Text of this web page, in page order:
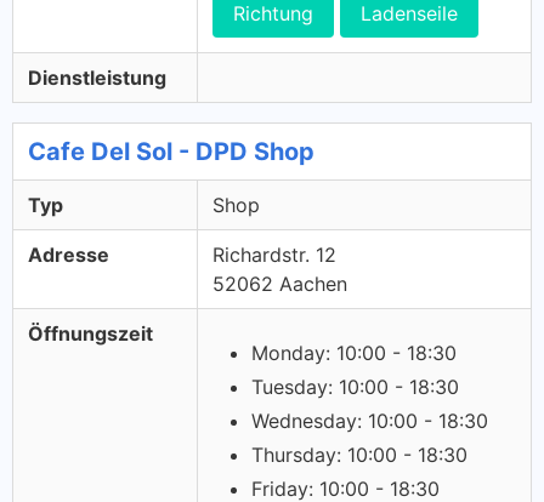
Richtung Ladenseile
Dienstleistung
Cafe Del Sol - DPD Shop
Typ Shop
Adresse
Richardstr. 12
52062 Aachen
Öffnungszeit
Monday: 10:00 - 18:30
Tuesday: 10:00 - 18:30
Wednesday: 10:00 - 18:30
Thursday: 10:00 - 18:30
Friday: 10:00 - 18:30